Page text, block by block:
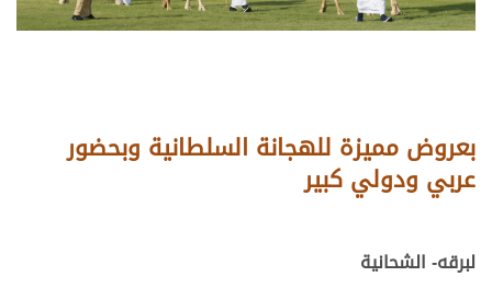
بعروض مميزة للهجانة السلطانية وبحضور
عربي ودولي كبير
لبرقه- الشحانية